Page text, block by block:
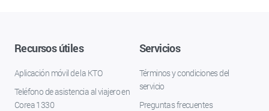
Recursos útiles
Aplicación móvil de la KTO
Teléfono de asistencia al viajero en
Corea 1330
Servicios
Términos y condiciones del
servicio
Preguntas frecuentes